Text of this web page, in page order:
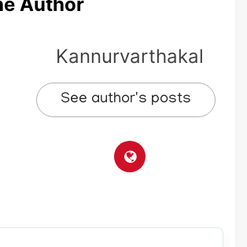
Kannurvarthakal
See author's posts